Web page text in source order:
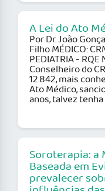
A Lei do Ato
Por Dr. João
Filho MÉDICO:
PEDIATRIA - RQE
Conselheiro do
12.842, mais
Ato Médico,
anos, talvez
Soroterapia: a
Baseada em
prevalecer